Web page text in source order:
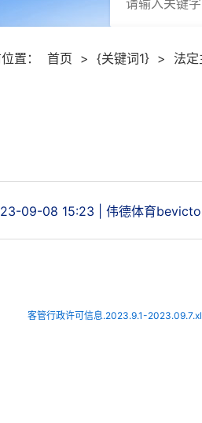
置： 首页 > {关键词1} > 法
09-08 15:23 伟德体育
客管行政许可信息.2023.9.1-